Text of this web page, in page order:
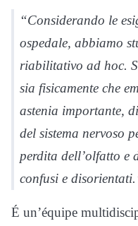
“Considerando le
ospedale, abbiamo
riabilitativo ad hoc.
sia fisicamente che
astenia importante,
del sistema nervoso
perdita dell’olfatto e
confusi e
É un’équipe